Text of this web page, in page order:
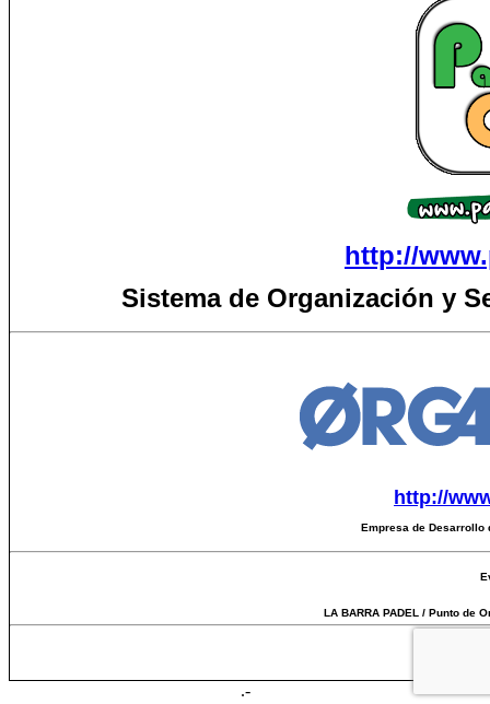
http://
Sistema de Organización y
http://
Empresa de
LA BARRA PADEL / Punto de
.-